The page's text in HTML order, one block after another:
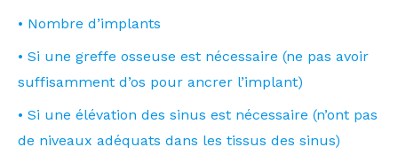
• Nombre d’implants
• Si une greffe osseuse est nécessaire (ne pas avoir
suffisamment d’os pour ancrer l’implant)
• Si une élévation des sinus est nécessaire (n’ont pas
de niveaux adéquats dans les tissus des sinus)